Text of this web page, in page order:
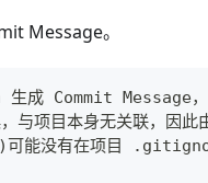
Message。
成 Commit Message
与项目本身无关联，因
能没有在项目